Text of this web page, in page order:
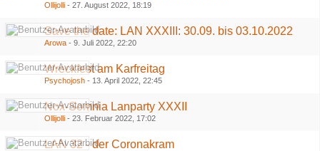
Ollijolli - 27. August 2022, 18:19
Save the date: LAN XXXIII: 30.09. bis 03.10.2022
Arowa - 9. Juli 2022, 22:20
Wreckfest am Karfreitag
Psychojosh - 13. April 2022, 22:45
Nox-Somnia Lanparty XXXII
Ollijolli - 23. Februar 2022, 17:02
LAN 32 - der Coronakram